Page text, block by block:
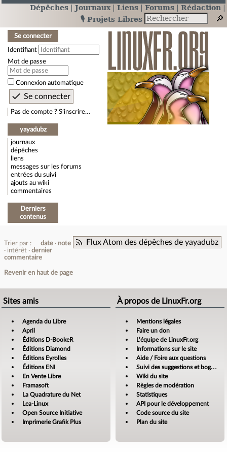
Dépêches Journaux Liens Forums
Rédaction
🎙️ Projets Libres
Se connecter
Identifiant
Mot de passe
Connexion automatique
Pas de compte ? S’inscrire…
yayadubz
journaux
dépêches
liens
messages sur les forums
entrées du suivi
ajouts au wiki
commentaires
Derniers
contenus
Flux Atom des dépêches de yayadubz
Trier par : date
note
intérêt
dernier
commentaire
Revenir en haut de page
Sites amis
Agenda du Libre
April
Éditions D-BookeR
Éditions Diamond
Éditions Eyrolles
Éditions ENI
En Vente Libre
Framasoft
La Quadrature du Net
Lea-Linux
Open Source Initiative
Imprimerie Grafik Plus
À propos de LinuxFr.org
Mentions légales
Faire un don
L’équipe de LinuxFr.org
Informations sur le site
Aide / Foire aux questions
Suivi des suggestions et bogues
Wiki du site
Règles de modération
Statistiques
API pour le développement
Code source du site
Plan du site